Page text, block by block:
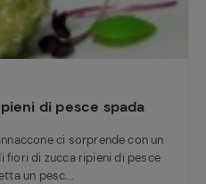
di pesce spada
ci sorprende con un
fiori di zucca ripieni di pesce
un pesc...